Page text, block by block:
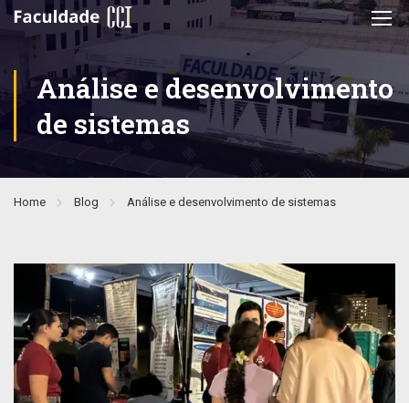
Análise e desenvolvimento
de sistemas
Home Blog Análise e desenvolvimento de sistemas